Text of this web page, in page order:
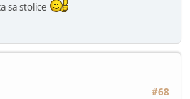
sa stolice
#68